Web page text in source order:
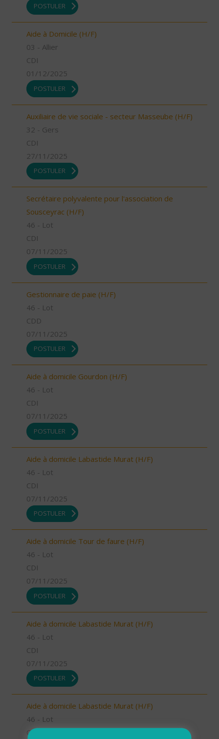
POSTULER
Aide à Domicile (H/F)
03 - Allier
CDI
01/12/2025
POSTULER
Auxiliaire de vie sociale - secteur Masseube (H/F)
32 - Gers
CDI
27/11/2025
POSTULER
Secrétaire polyvalente pour l'association de
Sousceyrac (H/F)
46 - Lot
CDI
07/11/2025
POSTULER
Gestionnaire de paie (H/F)
46 - Lot
CDD
07/11/2025
POSTULER
Aide à domicile Gourdon (H/F)
46 - Lot
CDI
07/11/2025
POSTULER
Aide à domicile Labastide Murat (H/F)
46 - Lot
CDI
07/11/2025
POSTULER
Aide à domicile Tour de faure (H/F)
46 - Lot
CDI
07/11/2025
POSTULER
Aide à domicile Labastide Murat (H/F)
46 - Lot
CDI
07/11/2025
POSTULER
Aide à domicile Labastide Murat (H/F)
46 - Lot
CDI